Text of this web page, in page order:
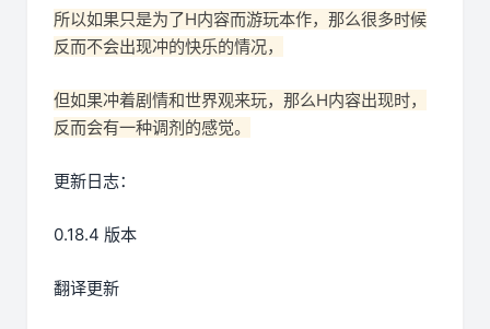
所以如果只是为了H内容而游玩本作，那么很多时候
反而不会出现冲的快乐的情况，
但如果冲着剧情和世界观来玩，那么H内容出现时，
反而会有一种调剂的感觉。
更新日志：
0.18.4 版本
翻译更新